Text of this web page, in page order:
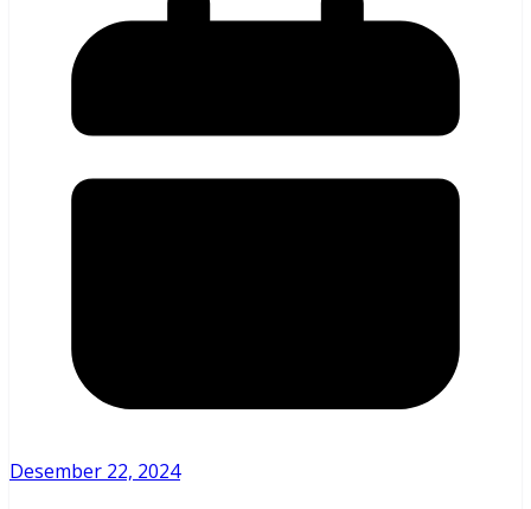
Desember 22, 2024